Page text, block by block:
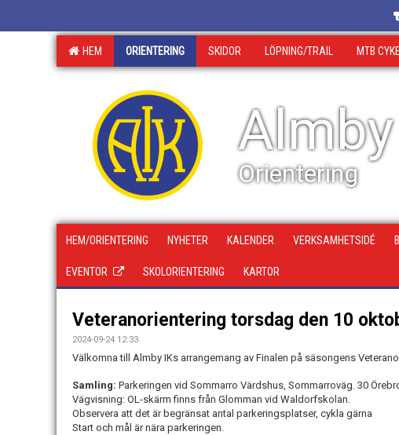
HEM ORIENTERING SKIDOR LÖPNING/TRAIL MTB CYKEL
Orientering
HEM/ORIENTERING NYHETER KALENDER VERKSAMHETSIDÉ
EVENTOR SKOLORIENTERING KARTOR
Veteranorientering torsdag den 10
2024-09-24 12:33
Välkomna till Almby IKs arrangemang av Finalen på säsongens
Samling: Parkeringen vid Sommarro Värdshus, Sommarroväg. 30
Vägvisning: OL-skärm finns från Glomman vid Waldorfskolan.
Observera att det är begränsat antal parkeringsplatser, cykla gärna
Start och mål är nära parkeringen.